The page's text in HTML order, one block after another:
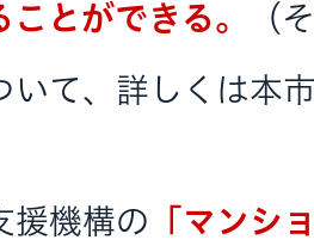
とができる。
（
いて、詳しくは本
援機構の 「マンシ